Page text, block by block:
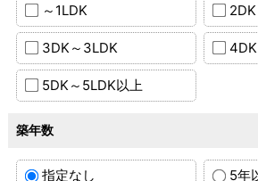
～1LDK
3DK～3LDK
5DK～5LDK以上
築年数
指定なし 5年